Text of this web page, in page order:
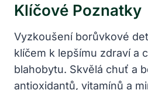
Klíčové‌ Poznatky
Vyzkoušení borůvkové‍
⁢klíčem k⁤ lepšímu‌ zdraví a
blahobytu. ​Skvělá‌ chuť a
‌antioxidantů, vitamínů a